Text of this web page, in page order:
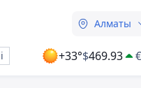
Алматы
+33°$469.93 €